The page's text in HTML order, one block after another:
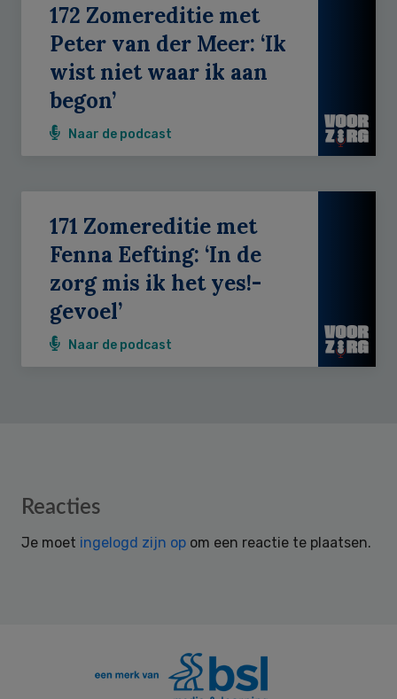
172 Zomereditie met
Peter van der Meer: ‘Ik
wist niet waar ik aan
begon’
Naar de podcast
171 Zomereditie met
Fenna Eefting: ‘In de
zorg mis ik het yes!-
gevoel’
Naar de podcast
Reader
Reacties
Je moet ingelogd zijn op om een reactie te plaatsen.